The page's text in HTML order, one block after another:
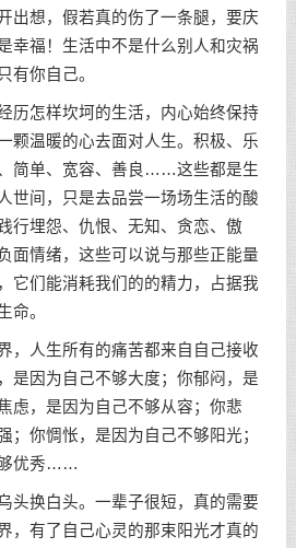
出想，假若真的伤了一条腿，要庆
幸福！生活中不是什么别人和灾祸
有你自己。
历怎样坎坷的生活，内心始终保持
颗温暖的心去面对人生。积极、乐
简单、宽容、善良……这些都是生
世间，只是去品尝一场场生活的酸
行埋怨、仇恨、无知、贪恋、傲
面情绪，这些可以说与那些正能量
它们能消耗我们的的精力，占据我
命。
，人生所有的痛苦都来自自己接收
是因为自己不够大度；你郁闷，是
虑，是因为自己不够从容；你悲
；你惆怅，是因为自己不够阳光；
够优秀……
头换白头。一辈子很短，真的需要
，有了自己心灵的那束阳光才真的